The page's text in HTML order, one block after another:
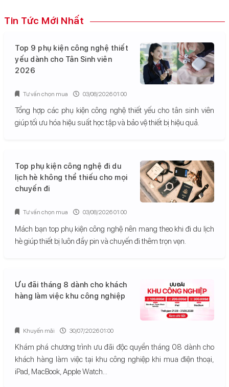
Tin Tức Mới Nhất
Top 9 phụ kiện công nghệ thiết
yếu dành cho Tân Sinh viên
2026
Tổng hợp các phụ kiện công nghệ thiết yếu cho tân sinh viên
giúp tối ưu hóa hiệu suất học tập và bảo vệ thiết bị hiệu quả.
Tư vấn chọn mua 03/08/2026 01:00
Top phụ kiện công nghệ đi du
lịch hè không thể thiếu cho mọi
chuyến đi
Mách bạn top phụ kiện công nghệ nên mang theo khi đi du lịch
hè giúp thiết bị luôn đầy pin và chuyến đi thêm trọn vẹn.
Tư vấn chọn mua 03/08/2026 01:00
Ưu đãi tháng 8 dành cho khách
hàng làm việc khu công nghiệp
Khám phá chương trình ưu đãi độc quyền tháng 08 dành cho
khách hàng làm việc tại khu công nghiệp khi mua điện thoại,
iPad, MacBook, Apple Watch...
Khuyến mãi 30/07/2026 01:00